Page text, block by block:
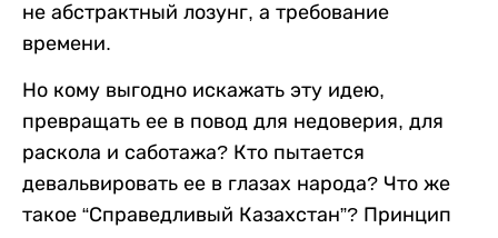
не абстрактный лозунг, а требование
времени.
Но кому выгодно искажать эту идею,
превращать ее в повод для недоверия, для
раскола и саботажа? Кто пытается
девальвировать ее в глазах народа? Что же
такое “Справедливый Казахстан”? Принцип